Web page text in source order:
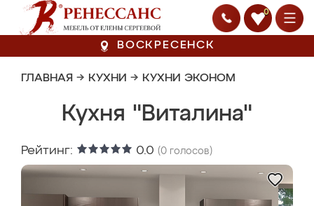
0
ВОСКРЕСЕНСК
ГЛАВНАЯ → КУХНИ → КУХНИ ЭКОНОМ
Кухня "Виталина"
Рейтинг: 0.0 (0 голосов)